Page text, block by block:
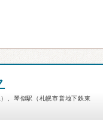
、琴似駅（札幌市営地下鉄東